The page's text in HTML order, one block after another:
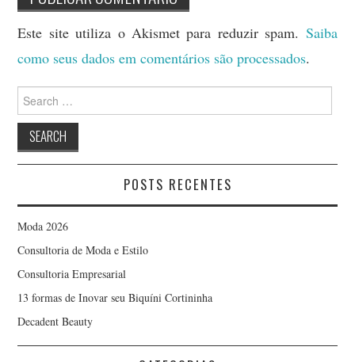
Este site utiliza o Akismet para reduzir spam. Saiba
como seus dados em comentários são processados.
for:
POSTS RECENTES
Moda 2026
Consultoria de Moda e Estilo
Consultoria Empresarial
13 formas de Inovar seu Biquíni Cortininha
Decadent Beauty